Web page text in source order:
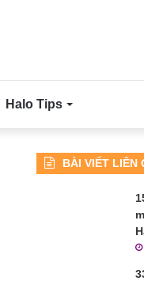
Halo Tips
BÀI VIẾT LIÊN